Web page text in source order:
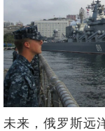
未来，俄罗斯远